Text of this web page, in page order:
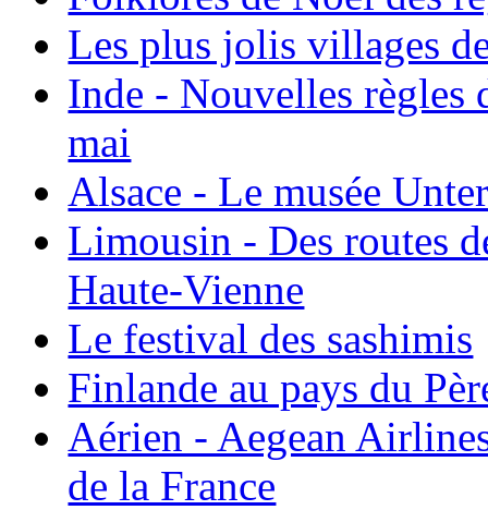
Les plus jolis villages
Inde - Nouvelles règles
mai
Alsace - Le musée
Limousin - Des routes
Haute-Vienne
Le festival des sashimis
Finlande au pays du
Aérien - Aegean
de la France